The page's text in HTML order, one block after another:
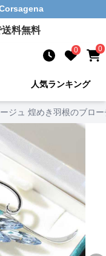
送料無料
0 0
人気ランキング
ジュ 煌めき羽根のブロー